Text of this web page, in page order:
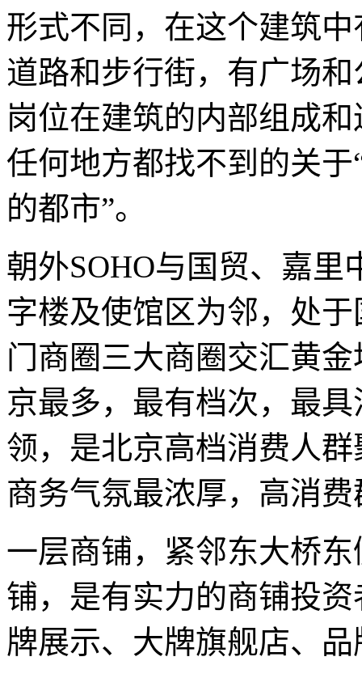
形式不同，在这个建筑
道路和步行街，有广场
岗位在建筑的内部组成
任何地方都找不到的关
的都市”。
朝外SOHO与国贸、嘉
字楼及使馆区为邻，处
门商圈三大商圈交汇黄
京最多，最有档次，最
领，是北京高档消费人
商务气氛最浓厚，高消
一层商铺，紧邻东大桥
铺，是有实力的商铺投
牌展示、大牌旗舰店、